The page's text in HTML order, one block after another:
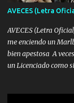
tú mi mal moviendo
tan especial por eso
te acerque nadie
AVECES (Letra
AVECES (Letra
me enciendo un
bien apestosa A
un Licenciado como